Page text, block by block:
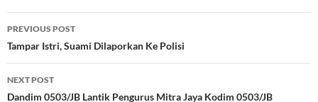
Post
navigation
PREVIOUS POST
Tampar Istri, Suami Dilaporkan Ke Polisi
NEXT POST
Dandim 0503/JB Lantik Pengurus Mitra Jaya Kodim 0503/JB